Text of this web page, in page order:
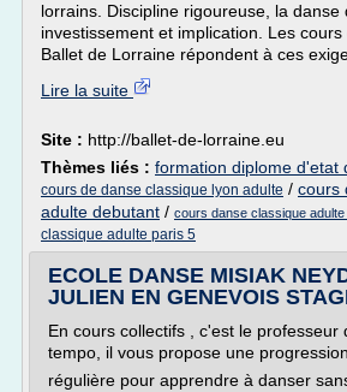
lorrains. Discipline rigoureuse, la danse
investissement et implication. Les
Ballet de Lorraine répondent à ces
Lire la suite
Site : http://ballet-de-lorraine.eu
Thèmes liés : formation diplome d'etat
cours de danse classique lyon adulte / cours
adulte debutant / cours danse classique
classique adulte paris 5
ECOLE DANSE MISIAK
JULIEN EN GENEVOIS
En cours collectifs , c'est le professeur
tempo, il vous propose une progression
régulière pour apprendre à danser